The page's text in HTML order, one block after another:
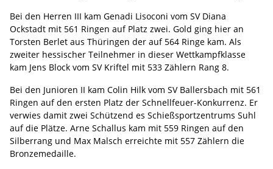
Bei den Herren III kam Genadi Lisoconi vom SV Diana
Ockstadt mit 561 Ringen auf Platz zwei. Gold ging hier an
Torsten Berlet aus Thüringen der auf 564 Ringe kam. Als
zweiter hessischer Teilnehmer in dieser Wettkampfklasse
kam Jens Block vom SV Kriftel mit 533 Zählern Rang 8.
Bei den Junioren II kam Colin Hilk vom SV Ballersbach mit 561
Ringen auf den ersten Platz der Schnellfeuer-Konkurrenz. Er
verwies damit zwei Schützend es Schießsportzentrums Suhl
auf die Plätze. Arne Schallus kam mit 559 Ringen auf den
Silberrang und Max Malsch erreichte mit 557 Zählern die
Bronzemedaille.